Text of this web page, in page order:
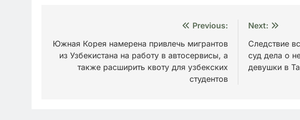
по
записям
Previous:
Южная Корея намерена привлечь мигрантов
из Узбекистана на работу в автосервисы, а
также расширить квоту для узбекских
студентов
Next:
Следствие
суд дела о
девушки в